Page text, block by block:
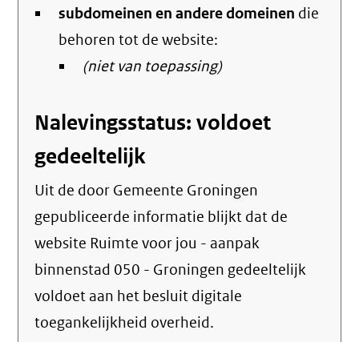
subdomeinen en andere domeinen die
behoren tot de website:
(niet van toepassing)
Nalevingsstatus: voldoet
gedeeltelijk
Uit de door Gemeente Groningen
gepubliceerde informatie blijkt dat de
website Ruimte voor jou - aanpak
binnenstad 050 - Groningen gedeeltelijk
voldoet aan het besluit digitale
toegankelijkheid overheid.